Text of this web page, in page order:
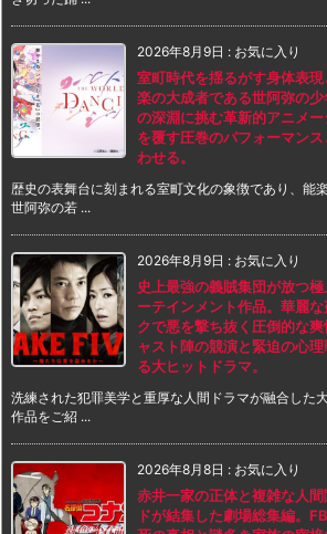
2026年8月9日 : お気に入り
室町時代を揺るがす身体表
楽の大成者である世阿弥の
の深淵に挑む革新的アニメ
を覆す圧巻のパフォーマン
わせる。
歴史の表舞台に刻まれる室町文化の象徴であり、能
世阿弥の若 ...
2026年8月9日 : お気に入り
史上最強の義賊集団が放つ
ーテインメント作品。華麗
クで悪を撃ち抜く圧倒的な
ャスト陣の競演と緊迫の心
る大ヒットドラマ。
洗練された犯罪美学と重厚な人間ドラマが融合した
作品をご紹 ...
2026年8月8日 : お気に入り
赤井一家の正体と複雑な人
ドが結集した劇場総集編。